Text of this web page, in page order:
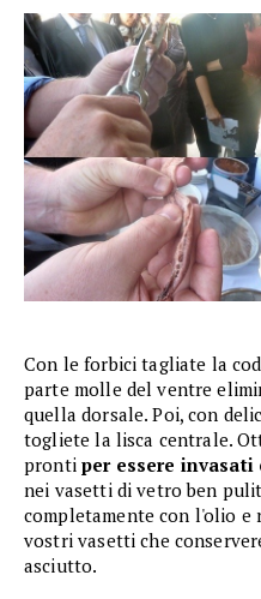
Con le forbici tagliate la
parte molle del ventre
quella dorsale. Poi, con
togliete la lisca centrale.
prontiper essere
nei vasetti di vetro ben
completamente con l'olio e
vostri vasetti che
asciutto.